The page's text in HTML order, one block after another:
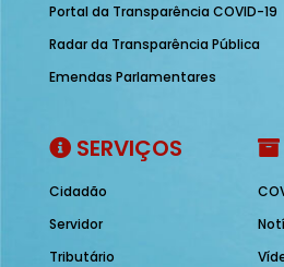
Portal da Transparência COVID-19
Radar da Transparência Pública
Emendas Parlamentares
SERVIÇOS
Cidadão
Servidor
Tributário